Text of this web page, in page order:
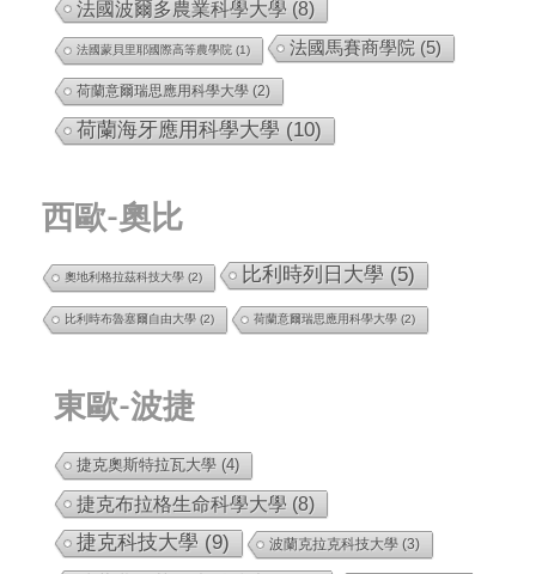
法國波爾多農業科學大學 (8)
法國蒙貝里耶國際高等農學院 (1) 法國馬賽商學院 (5)
荷蘭意爾瑞思應用科學大學 (2)
荷蘭海牙應用科學大學 (10)
西歐-奧比
奧地利格拉茲科技大學 (2) 比利時列日大學 (5)
比利時布魯塞爾自由大學 (2) 荷蘭意爾瑞思應用科學大學 (2)
東歐-波捷
捷克奧斯特拉瓦大學 (4)
捷克布拉格生命科學大學 (8)
捷克科技大學 (9) 波蘭克拉克科技大學 (3)